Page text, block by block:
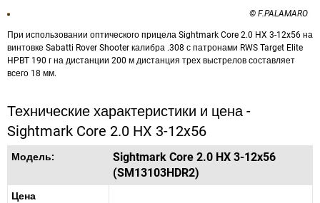
© F.PALAMARO
При использовании оптического прицела Sightmark Core 2.0 HX 3-12x56 на
винтовке Sabatti Rover Shooter калибра .308 с патронами RWS Target Elite
HPBT 190 г на дистанции 200 м дистанция трех выстрелов составляет
всего 18 мм.
Технические характеристики и цена -
Sightmark Core 2.0 HX 3-12x56
Модель:
Sightmark Core 2.0 HX 3-12x56
(SM13103HDR2)
Цена